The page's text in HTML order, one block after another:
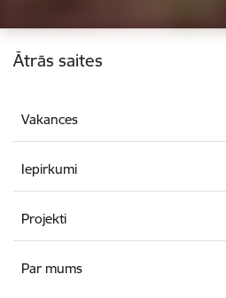
Kājene
Ātrās saites
Vakances
Iepirkumi
Projekti
Par mums